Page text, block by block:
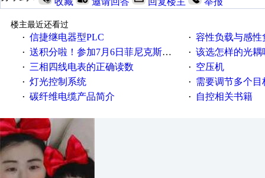
楼主最近还看过
· 信捷继电器型PLC · 容性负载与感性负
· 送积分啦！参加7月6日菲尼克斯在线研讨会即得 · 该选怎样的光耦
· 三相四线电表的正确读数 · 空压机
· 灯光控制系统 · 需要调节多个目标
· 碳纤维电缆产品简介 · 自控相关书籍